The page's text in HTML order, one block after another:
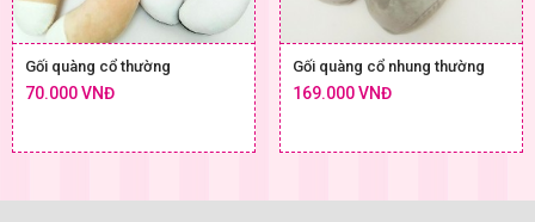
Gối quàng cổ thường
70.000 VNĐ
Gối quàng cổ nhung thường
169.000 VNĐ